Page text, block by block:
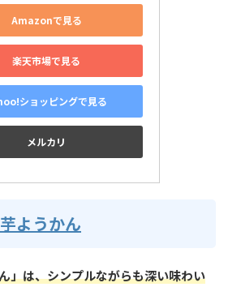
Amazonで見る
楽天市場で見る
ショッピングで見る
メルカリ
ようかん
」は、シンプルながらも深い味わい